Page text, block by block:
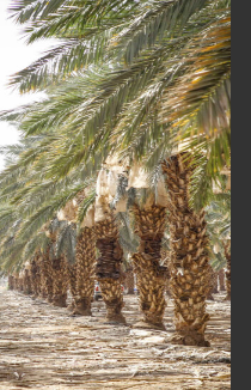
בד״צ העדה החרדית
בגלל שאנחנו כל כך
שלנו, חשוב לנו
להם את הכבוד
משגעת,למעבר לדף